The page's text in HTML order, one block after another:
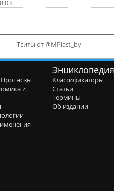
Твиты от @MPlast_by
Прогнозы
и
Энциклопедия
Классификаторы
Статьи
Термины
Об издании